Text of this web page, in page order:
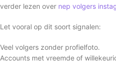
verder lezen over nep volgers
Let vooral op dit soort signalen:
Veel volgers zonder profielfoto.
Accounts met vreemde of